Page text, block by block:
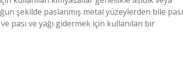
şekilde paslanmış metal yüzeylerden bile pası
pası ve yağı gidermek için kullanılan bir